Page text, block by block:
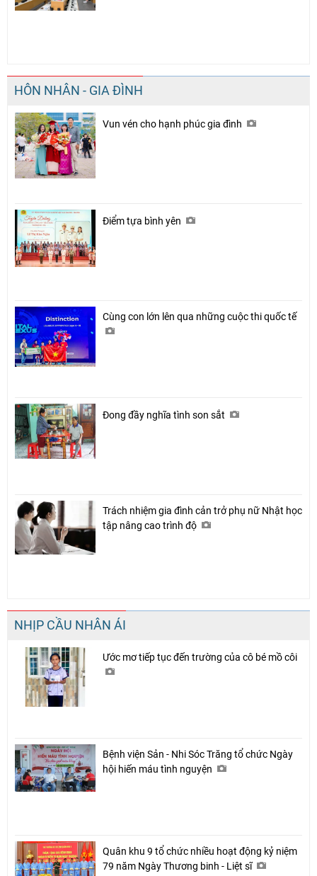
HÔN NHÂN - GIA ĐÌNH
Vun vén cho hạnh phúc gia đình
Điểm tựa bình yên
Cùng con lớn lên qua những cuộc thi quốc tế
Đong đầy nghĩa tình son sắt
Trách nhiệm gia đình cản trở phụ nữ Nhật học
tập nâng cao trình độ
NHỊP CẦU NHÂN ÁI
Ước mơ tiếp tục đến trường của cô bé mồ côi
Bệnh viện Sản - Nhi Sóc Trăng tổ chức Ngày
hội hiến máu tình nguyện
Quân khu 9 tổ chức nhiều hoạt động kỷ niệm
79 năm Ngày Thương binh - Liệt sĩ